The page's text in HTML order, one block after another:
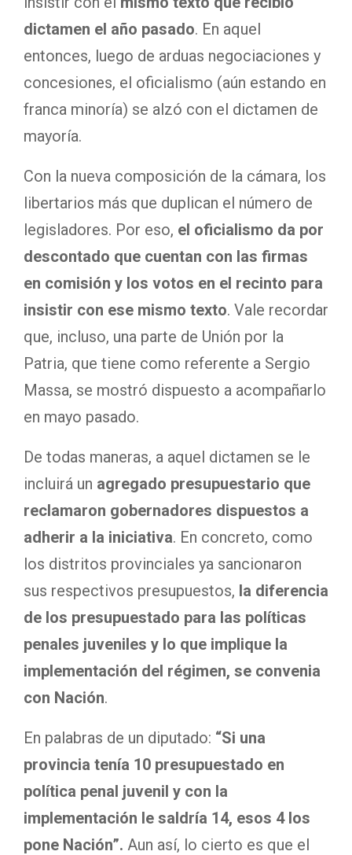
dictamen el año pasado. En aquel
entonces, luego de arduas negociaciones y
concesiones, el oficialismo (aún estando en
franca minoría) se alzó con el dictamen de
mayoría.
Con la nueva composición de la cámara, los
libertarios más que duplican el número de
legisladores. Por eso, el oficialismo da por
descontado que cuentan con las firmas
en comisión y los votos en el recinto para
insistir con ese mismo texto. Vale recordar
que, incluso, una parte de Unión por la
Patria, que tiene como referente a Sergio
Massa, se mostró dispuesto a acompañarlo
en mayo pasado.
De todas maneras, a aquel dictamen se le
incluirá un agregado presupuestario que
reclamaron gobernadores dispuestos a
adherir a la iniciativa. En concreto, como
los distritos provinciales ya sancionaron
sus respectivos presupuestos, la diferencia
de los presupuestado para las políticas
penales juveniles y lo que implique la
implementación del régimen, se convenia
con Nación.
En palabras de un diputado: “Si una
provincia tenía 10 presupuestado en
política penal juvenil y con la
implementación le saldría 14, esos 4 los
pone Nación”. Aun así, lo cierto es que el